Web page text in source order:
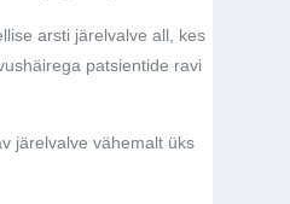
arsti järelvalve all, kes
patsientide ravi
järelvalve vähemalt üks